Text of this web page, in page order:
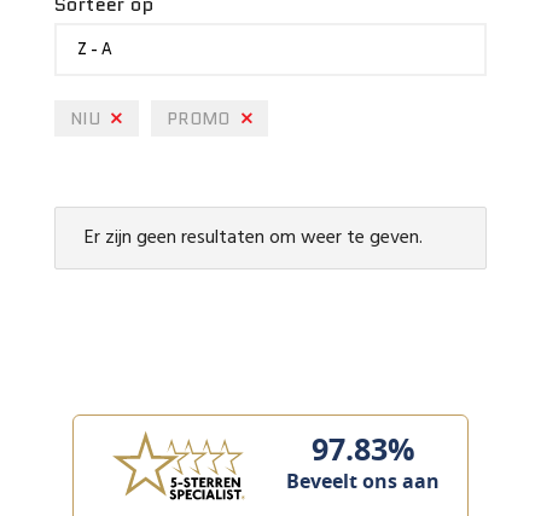
Z - A
NIU PROMO
Er zijn geen resultaten om weer te geven.
97.83%
Beveelt ons aan